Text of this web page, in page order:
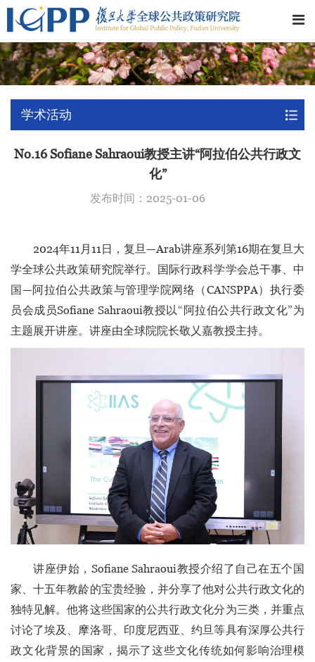
学术活动
No.16 Sofiane Sahraoui教授主讲“阿拉伯公共行政文
化”
发布时间：2025-01-06
2024年11月11日，复旦—Arab讲座系列第16期在复旦大
学全球公共政策研究院举行。国际行政科学学会总干事、中
国—阿拉伯公共政策与管理学院网络（CANSPPA）执行委
员会成员Sofiane Sahraoui教授以“阿拉伯公共行政文化”为
主题展开讲座。讲座由全球院院长敬乂嘉教授主持。
讲座伊始，Sofiane Sahraoui教授介绍了自己在五个国
家、十五年教龄的宝贵经验，并分享了他对公共行政文化的
独特见解。他将这些国家的公共行政文化分为三类，并重点
讨论了埃及、摩洛哥、印度尼西亚、约旦等具有深厚公共行
政文化背景的国家，揭示了这些文化传统如何影响治理模